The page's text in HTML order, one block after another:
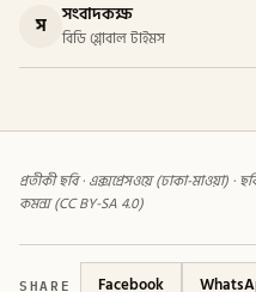
স সংবাদকক্ষ
বিডি গ্লোবাল টাইমস
প্রতীকী ছবি · এক্সপ্রেসওয়ে (ঢাকা-মাওয়া)
কমন্স (CC BY-SA 4.0)
SHARE Facebook